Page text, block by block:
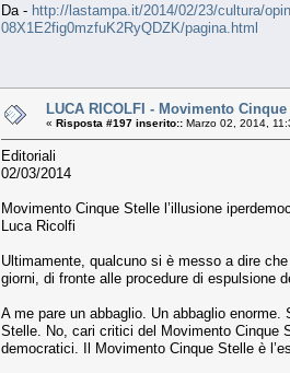
Da - http://lastampa.it/2014/02/23/cultura/
08X1E2fig0mzfuK2RyQDZK/pagina.html
LUCA RICOLFI - Movimento
« Risposta #197 inserito:: Marzo 02, 2014,
Editoriali
02/03/2014
Movimento Cinque Stelle l’illusione
Luca Ricolfi
Ultimamente, qualcuno si è messo a dire
giorni, di fronte alle procedure di espulsione
A me pare un abbaglio. Un abbaglio
Stelle. No, cari critici del Movimento Cinque
democratici. Il Movimento Cinque Stelle è